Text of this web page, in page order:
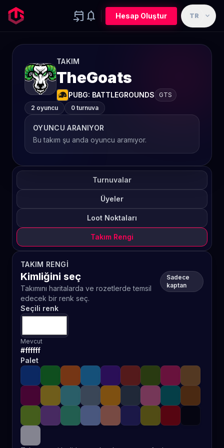
event_upcoming notifications Hesap Oluştur TR expand_more
TAKIM
TheGoats
PUBG: BATTLEGROUNDS
GTS
2 oyuncu
0 turnuva
OYUNCU ARANIYOR
Bu takım şu anda oyuncu aramıyor.
Turnuvalar
Üyeler
Loot Noktaları
Takım Rengi
TAKIM RENGI
Kimliğini seç
Takımını haritalarda ve rozetlerde temsil
edecek bir renk seç.
Sadece
kaptan
Seçili renk
Mevcut
#ffffff
Palet